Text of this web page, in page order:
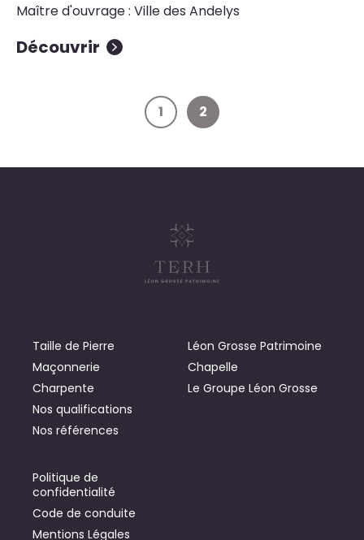
Maître d'ouvrage : Ville des Andelys
Découvrir
1 2
Taille de Pierre
Maçonnerie
Charpente
Nos qualifications
Nos références
Léon Grosse Patrimoine
Chapelle
Le Groupe Léon Grosse
Politique de
confidentialité
Code de conduite
Mentions Légales